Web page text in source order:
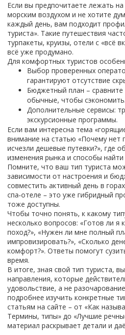
Если вы предпочитаете лежать
морским воздухом и не хотите
каждый день, вам подходит
туриста». Такие путешествия
турпакеты, круизы, отели с «всё
всё уже продумано.
Для комфортных туристов
Выбор проверенных
гарантируют отсутствие
Бюджетный план –
обычные, чтобы сэкономить.
Дополнительные сервисы:
экскурсионные программы.
Если вам интересна тема
внимание на статью «Почему нет
исчезли дешевые путевки?», где
изменения рынка и способы
Помните, что ваш тип туриста
зависимости от настроения и
совместить активный день в
спа‑отеле – это уже гибридный
тоже доступны.
Чтобы точно понять, к какому
несколько вопросов: «Готов ли я
поход?», «Нужен ли мне полный
импровизировать?», «Сколько
комфорт?». Ответы помогут
время.
В итоге, зная свой тип туриста,
направления, которые
удовольствие, а не
подробнее изучить конкретные
статьям на сайте – от «Как
Термины, типы» до «Лучшие
материал раскрывает детали и